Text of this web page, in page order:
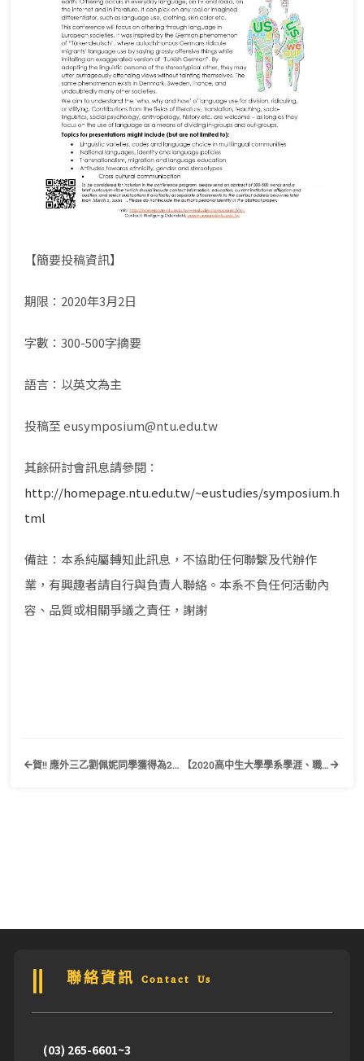
【簡要投稿資訊】
期限：2020年3月2日
字數：300-500字摘要
語言：以英文為主
投稿至 eusymposium@ntu.edu.tw
其餘研討會訊息請參閱：
http://homepage.ntu.edu.tw/~eustudies/symposium.h
tml
備註：本系純屬轉知此訊息，不協助任何聯繫及代辦作
業，有興趣者請自行與負責人聯絡。本系不負任何活動內
容、品質或相關爭議之責任，謝謝
賀!! 應外三乙劉佩妮同學獲得為2019亞太大學交流會(UMAP)臺灣交換學生獎學金 【2020高中生大學學系學涯、職涯、生涯體驗營】歡迎有興趣的學生踴躍報名參加！
聯絡資訊 Contact Us
(03) 265-6601~3